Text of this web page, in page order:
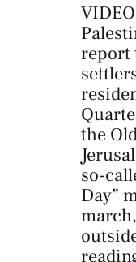
report
the
so-
Day”